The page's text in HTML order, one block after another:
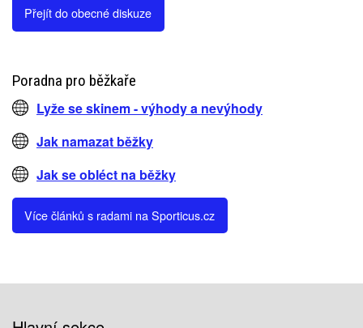
Přejít do obecné diskuze
Poradna pro běžkaře
Lyže se skinem - výhody a nevýhody
Jak namazat běžky
Jak se obléct na běžky
Více článků s radami na Sporticus.cz